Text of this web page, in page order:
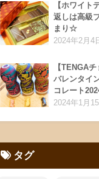
【ホワイト
返しは高級
まり☆
2024年2月4
【TENGA
バレンタイ
コレート
2024年1月15
タグ